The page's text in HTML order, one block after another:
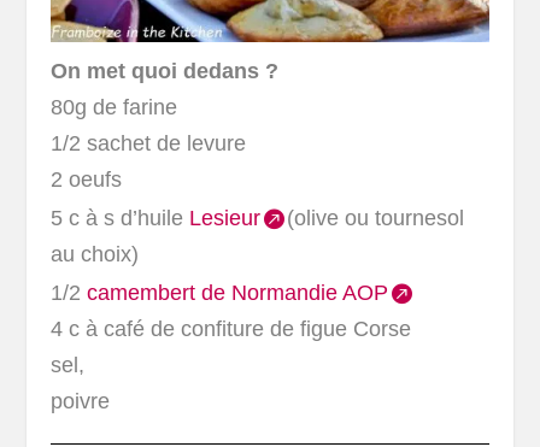
On met quoi dedans ?
80g de farine
1/2 sachet de levure
2 oeufs
5 c à s d’huile Lesieur
(olive ou tournesol
au choix)
1/2camembert de Normandie AOP
4 c à café de confiture de figue Corse
sel,
poivre